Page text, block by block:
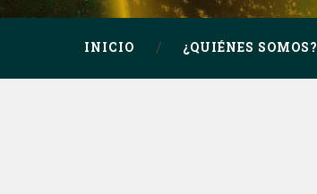
INICIO ¿QUIÉNES SOMOS?